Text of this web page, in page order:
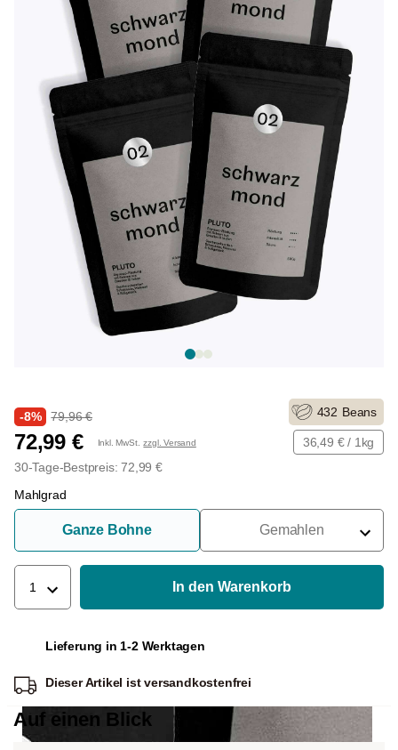
-8% 79,96 €
72,99 € Inkl. MwSt. zzgl. Versand
30-Tage-Bestpreis: 72,99 €
432 Beans
36,49 € / 1kg
Mahlgrad
Ganze Bohne Gemahlen
Für Siebträger
1 In den Warenkorb
Lieferung in 1-2 Werktagen
Dieser Artikel istversandkostenfrei
Auf einen Blick